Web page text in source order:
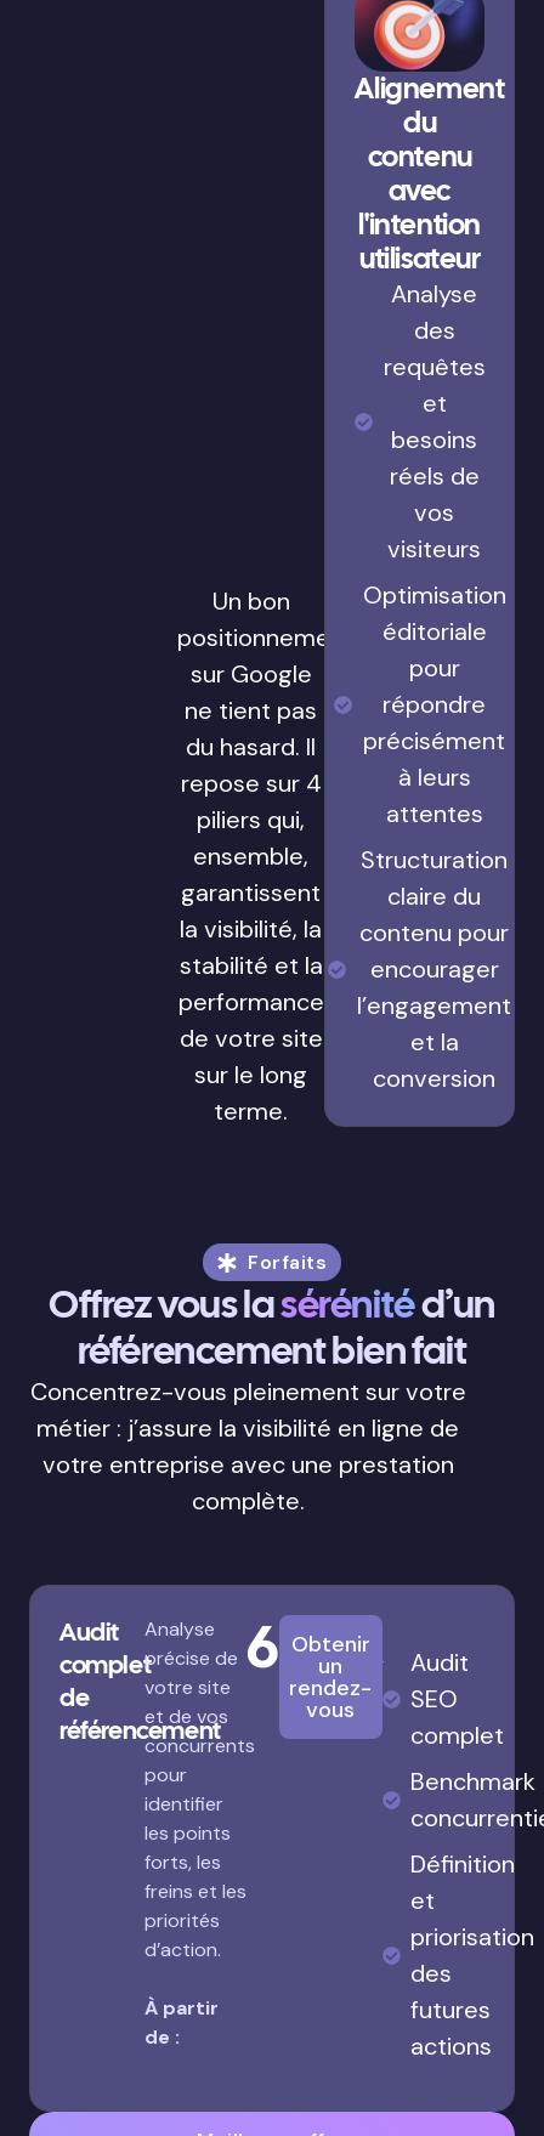
Un bon
positionnement
sur Google
ne tient pas
du hasard. Il
repose sur 4
piliers qui,
ensemble,
garantissent
la visibilité, la
stabilité et la
performance
de votre site
sur le long
terme.
Alignement
du
contenu
avec
l'intention
utilisateur
Analyse
des
requêtes
et
besoins
réels de
vos
visiteurs
Optimisation
éditoriale
pour
répondre
précisément
à leurs
attentes
Structuration
claire du
contenu pour
encourager
l’engagement
et la
conversion
Forfaits
Offrez vous lasérénitéd’un
référencement bien fait
Concentrez-vous pleinement sur votre
métier : j’assure la visibilité en ligne de
votre entreprise avec une prestation
complète.
Audit
complet
de
référencement
Analyse
précise de
votre site
et de vos
concurrents
pour
identifier
les points
forts, les
freins et les
priorités
d’action.
À partir
de :
680€
Obtenir
un
rendez-
vous
Audit
SEO
complet
Benchmark
Définition
et
priorisation
des
futures
actions